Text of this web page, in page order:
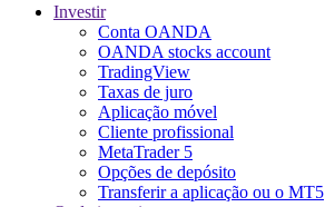
Investir
Conta OANDA
OANDA stocks account
TradingView
Taxas de juro
Aplicação móvel
Cliente profissional
MetaTrader 5
Opções de depósito
Transferir a aplicação ou o MT5